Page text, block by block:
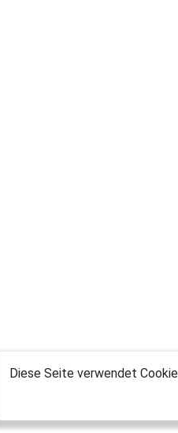
Diese Seite verwendet